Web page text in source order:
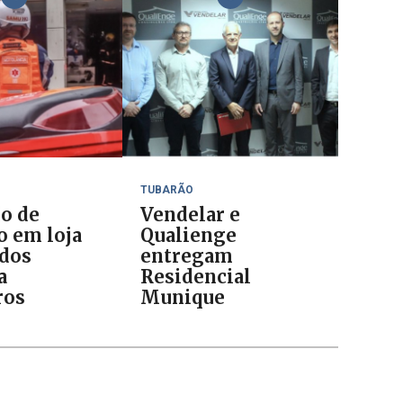
de
em loja
TUBARÃO
Vendelar e
Qualienge
entregam
Residencial
Munique